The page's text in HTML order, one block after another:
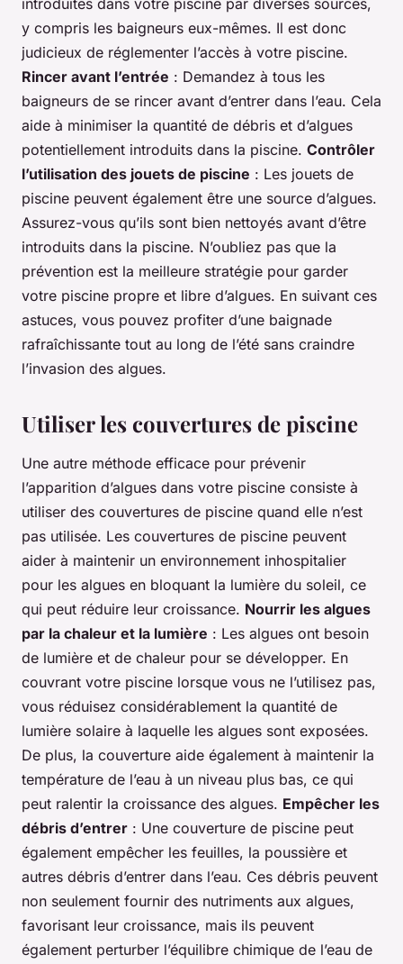
introduites dans votre piscine par diverses sources,
y compris les baigneurs eux-mêmes. Il est donc
judicieux de réglementer l’accès à votre piscine.
Rincer avant l’entrée : Demandez à tous les
baigneurs de se rincer avant d’entrer dans l’eau. Cela
aide à minimiser la quantité de débris et d’algues
potentiellement introduits dans la piscine. Contrôler
l’utilisation des jouets de piscine : Les jouets de
piscine peuvent également être une source d’algues.
Assurez-vous qu’ils sont bien nettoyés avant d’être
introduits dans la piscine. N’oubliez pas que la
prévention est la meilleure stratégie pour garder
votre piscine propre et libre d’algues. En suivant ces
astuces, vous pouvez profiter d’une baignade
rafraîchissante tout au long de l’été sans craindre
l’invasion des algues.
Utiliser les couvertures de piscine
Une autre méthode efficace pour prévenir
l’apparition d’algues dans votre piscine consiste à
utiliser des couvertures de piscine quand elle n’est
pas utilisée. Les couvertures de piscine peuvent
aider à maintenir un environnement inhospitalier
pour les algues en bloquant la lumière du soleil, ce
qui peut réduire leur croissance. Nourrir les algues
par la chaleur et la lumière : Les algues ont besoin
de lumière et de chaleur pour se développer. En
couvrant votre piscine lorsque vous ne l’utilisez pas,
vous réduisez considérablement la quantité de
lumière solaire à laquelle les algues sont exposées.
De plus, la couverture aide également à maintenir la
température de l’eau à un niveau plus bas, ce qui
peut ralentir la croissance des algues. Empêcher les
débris d’entrer : Une couverture de piscine peut
également empêcher les feuilles, la poussière et
autres débris d’entrer dans l’eau. Ces débris peuvent
non seulement fournir des nutriments aux algues,
favorisant leur croissance, mais ils peuvent
également perturber l’équilibre chimique de l’eau de